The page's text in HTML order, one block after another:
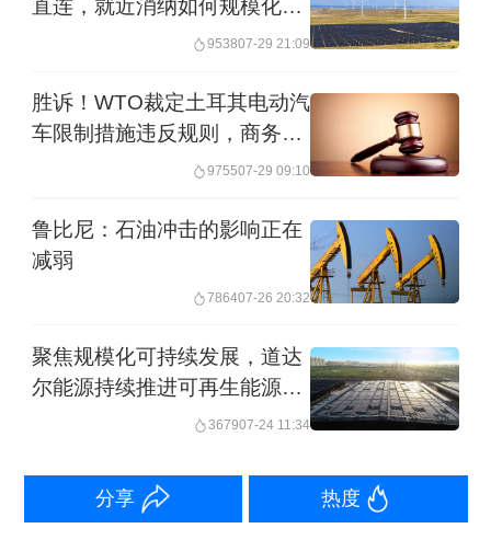
直接促进可再生能源消纳，以及加速中
然而，笔者在与多家充电运营商的交流
中发现，充电基础设施大规模消纳绿
电，并没有想象的顺利。在行业人士看
来，问题不在于技术不可行，也不在于
资源不足，而在于一个更基础、更难撬
求仍较为有限。
行”划等号，又将“绿色出行”与“零碳”挂
钩，很少进一步追问电力来源本身。如
直连，就近消纳如何规模化落
953807-29 21:09
胜诉！WTO裁定土耳其电动汽
车限制措施违反规则，商务部
975507-29 09:10
鲁比尼：石油冲击的影响正在
减弱
786407-26 20:32
聚焦规模化可持续发展，道达
尔能源持续推进可再生能源业
367907-24 11:34
分享 热度